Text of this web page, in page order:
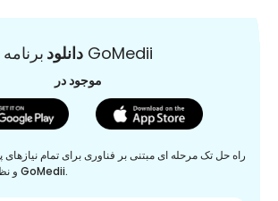
دانلودبرنامه GoMedii
موجود در
راه حل تک مرحله ای مبتنی بر فناوری برای تمام
و نظارت موجود در برنامه GoMedii.